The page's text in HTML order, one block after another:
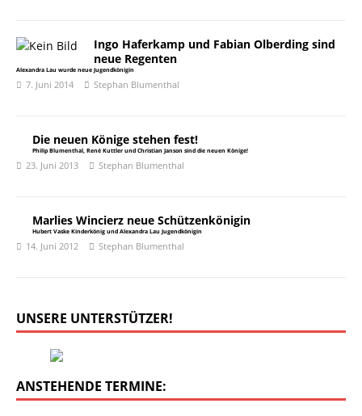
Ingo Haferkamp und Fabian Olberding sind
neue Regenten
Alexandra Lau wurde neue Jugendkönigin
7. Juni 2014 Stephan Blumenthal
Die neuen Könige stehen fest!
Philip Blumenthal, René Kuttler und Christian Janson sind die neuen Könige!
23. Juni 2013 Stephan Blumenthal
Marlies Wincierz neue Schützenkönigin
Hubert Vaske Kinderkönig und Alexandra Lau Jugendkönigin
14. Juni 2012 Stephan Blumenthal
UNSERE UNTERSTÜTZER!
ANSTEHENDE TERMINE: